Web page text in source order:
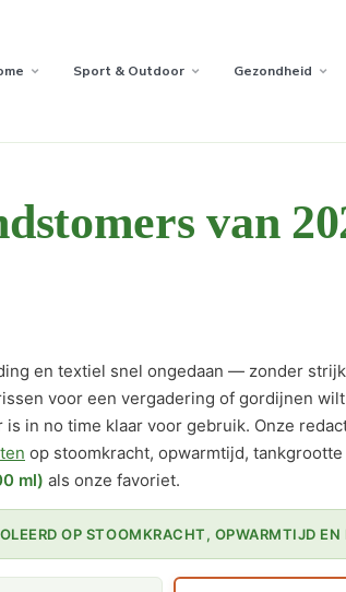
Sport & Outdoor Gezondheid
van
en textiel snel ongedaan — zonder
voor een vergadering of gordijnen
in no time klaar voor gebruik. Onze
op stoomkracht, opwarmtijd,
ml) als onze favoriet.
OP STOOMKRACHT, OPWARMTIJD EN